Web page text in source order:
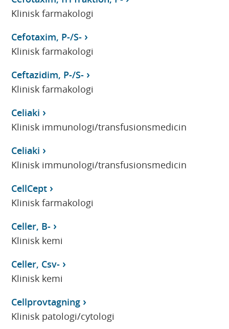
Klinisk farmakologi
Cefotaxim, P-/S-
Klinisk farmakologi
Ceftazidim, P-/S-
Klinisk farmakologi
Celiaki
Klinisk immunologi/transfusionsmedicin
Celiaki
Klinisk immunologi/transfusionsmedicin
CellCept
Klinisk farmakologi
Celler, B-
Klinisk kemi
Celler, Csv-
Klinisk kemi
Cellprovtagning
Klinisk patologi/cytologi